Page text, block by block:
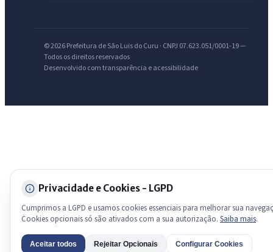
© 2026 Prefeitura de São Luis do Curu · CNPJ 07.623.051/0001-19 —
Todos os direitos reservados
Desenvolvido com transparência e acessibilidade
Privacidade e Cookies - LGPD
Cumprimos a LGPD e usamos cookies essenciais para melhorar sua
Cookies opcionais só são ativados com a sua autorização. Saiba mais.
Aceitar todos Rejeitar Opcionais Configurar Cookies